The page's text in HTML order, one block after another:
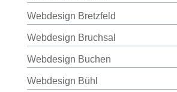
Webdesign Bretzfeld
Webdesign Bruchsal
Webdesign Buchen
Webdesign Bühl